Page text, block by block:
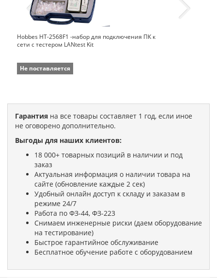
Hobbes HT-2568F1 -набор для подключения ПК к
сети c тестером LANtest Kit
Не поставляется
Гарантия на все товары составляет 1 год, если иное
не оговорено дополнительно.
Выгоды для наших клиентов:
18 000+ товарных позиций в наличии и под
заказ
Актуальная информация о наличии товара на
сайте (обновление каждые 2 сек)
Удобный онлайн доступ к складу и заказам в
режиме 24/7
Работа по ФЗ-44, ФЗ-223
Снимаем инженерные риски (даем оборудование
на тестирование)
Быстрое гарантийное обслуживание
Бесплатное обучение работе с оборудованием